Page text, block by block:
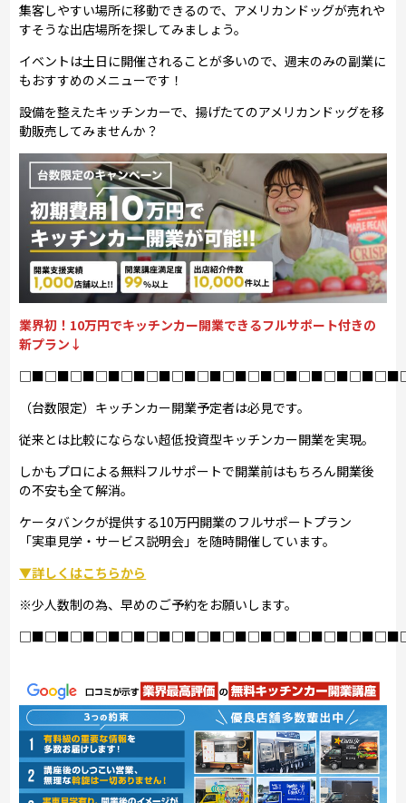
集客しやすい場所に移動できるので、アメリカンドッグが売れや
すそうな出店場所を探してみましょう。
イベントは土日に開催されることが多いので、週末のみの副業に
もおすすめのメニューです！
設備を整えたキッチンカーで、揚げたてのアメリカンドッグを移
動販売してみませんか？
業界初！10万円でキッチンカー開業できるフルサポート付きの
新プラン↓
（台数限定）キッチンカー開業予定者は必見です。
従来とは比較にならない超低投資型キッチンカー開業を実現。
しかもプロによる無料フルサポートで開業前はもちろん開業後
の不安も全て解消。
ケータバンクが提供する10万円開業のフルサポートプラン
「実車見学・サービス説明会」を随時開催しています。
▼詳しくはこちらから
※少人数制の為、早めのご予約をお願いします。